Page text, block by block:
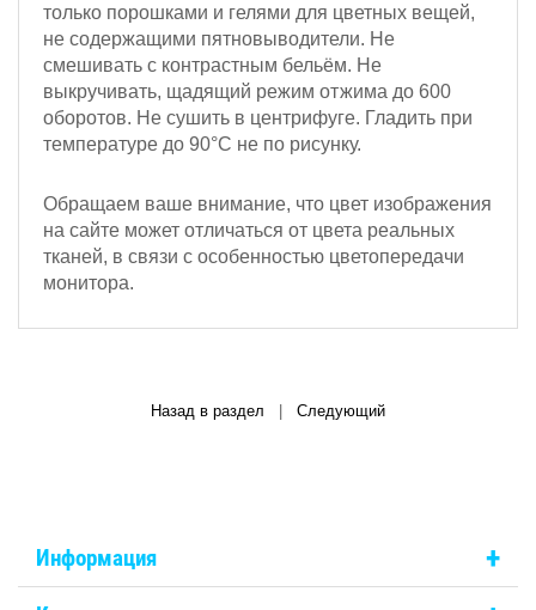
только порошками и гелями для цветных вещей,
не содержащими пятновыводители. Не
смешивать с контрастным бельём. Не
выкручивать, щадящий режим отжима до 600
оборотов. Не сушить в центрифуге. Гладить при
температуре до 90°С не по рисунку.
Обращаем ваше внимание, что цвет изображения
на сайте может отличаться от цвета реальных
тканей, в связи с особенностью цветопередачи
монитора.
Назад в раздел Следующий
Информация +